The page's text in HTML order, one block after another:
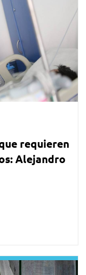
requieren
Alejandro